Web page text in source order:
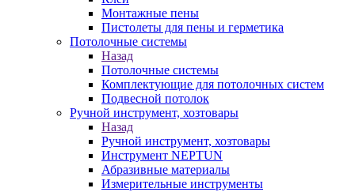
Монтажные пены
Пистолеты для пены и герметика
Потолочные системы
Назад
Потолочные системы
Комплектующие для потолочных систем
Подвесной потолок
Ручной инструмент, хозтовары
Назад
Ручной инструмент, хозтовары
Инструмент NEPTUN
Абразивные материалы
Измерительные инструменты